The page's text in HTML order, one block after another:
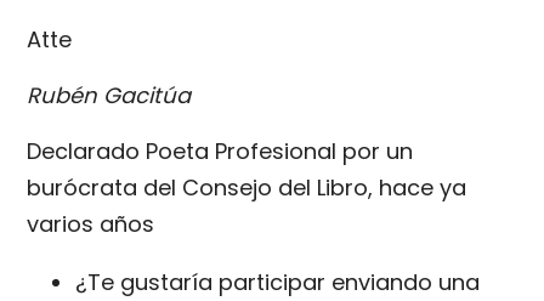
Atte
Rubén Gacitúa
Declarado Poeta Profesional por un
burócrata del Consejo del Libro, hace ya
varios años
¿Te gustaría participar enviando una